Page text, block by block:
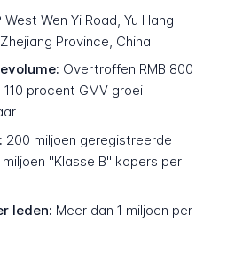
West Wen Yi Road, Yu Hang
Province, China
Overtroffen RMB 800
procent GMV groei
200 miljoen geregistreerde
"Klasse B" kopers per
leden: Meer dan 1 miljoen per